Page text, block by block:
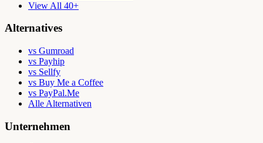
View All 40+
Alternatives
vs Gumroad
vs Payhip
vs Sellfy
vs Buy Me a Coffee
vs PayPal.Me
Alle Alternativen
Unternehmen